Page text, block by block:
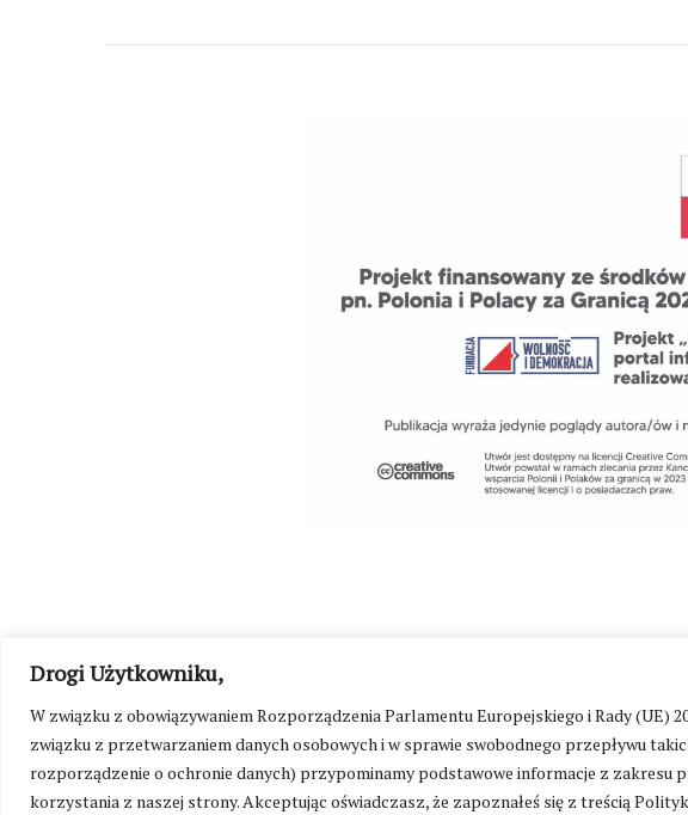
Drogi Użytkowniku,
W związku z obowiązywaniem Rozporządzenia Parlamentu Europejskiego i Rady (UE)
związku z przetwarzaniem danych osobowych i w sprawie swobodnego przepływu
rozporządzenie o ochronie danych) przypominamy podstawowe informacje z zakresu
korzystania z naszej strony. Akceptując oświadczasz, że zapoznałeś się z treścią
©Kresy24.pl2026. Wszelkie Prawa Zastrzeżone.O nas i Kontakt|Polityka